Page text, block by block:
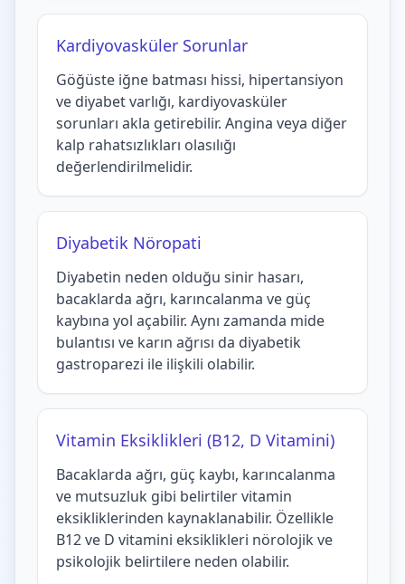
Kardiyovasküler Sorunlar
Göğüste iğne batması hissi, hipertansiyon
ve diyabet varlığı, kardiyovasküler
sorunları akla getirebilir. Angina veya diğer
kalp rahatsızlıkları olasılığı
değerlendirilmelidir.
Diyabetik Nöropati
Diyabetin neden olduğu sinir hasarı,
bacaklarda ağrı, karıncalanma ve güç
kaybına yol açabilir. Aynı zamanda mide
bulantısı ve karın ağrısı da diyabetik
gastroparezi ile ilişkili olabilir.
Vitamin Eksiklikleri (B12, D Vitamini)
Bacaklarda ağrı, güç kaybı, karıncalanma
ve mutsuzluk gibi belirtiler vitamin
eksikliklerinden kaynaklanabilir. Özellikle
B12 ve D vitamini eksiklikleri nörolojik ve
psikolojik belirtilere neden olabilir.